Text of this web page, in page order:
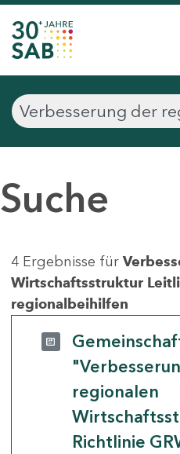
Suche
4 Ergebnisse für
Wirtschaftsstruktur
regionalbeihilfen
regionalen
Richtlinie